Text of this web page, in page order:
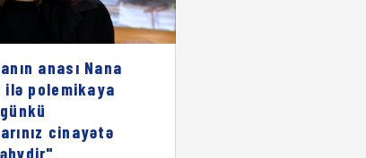
anası Nana
polemikaya
cinayətə